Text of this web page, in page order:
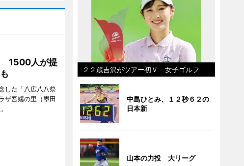
1500人が提
した「八広八八祭
ザ吾嬬の里（墨田
２２歳吉沢がツアー初Ｖ 女子ゴルフ
中島ひとみ、１２秒６２の
日本新
山本の力投 大リーグ